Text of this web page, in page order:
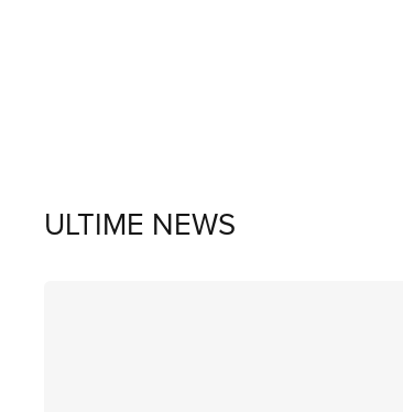
ULTIME NEWS